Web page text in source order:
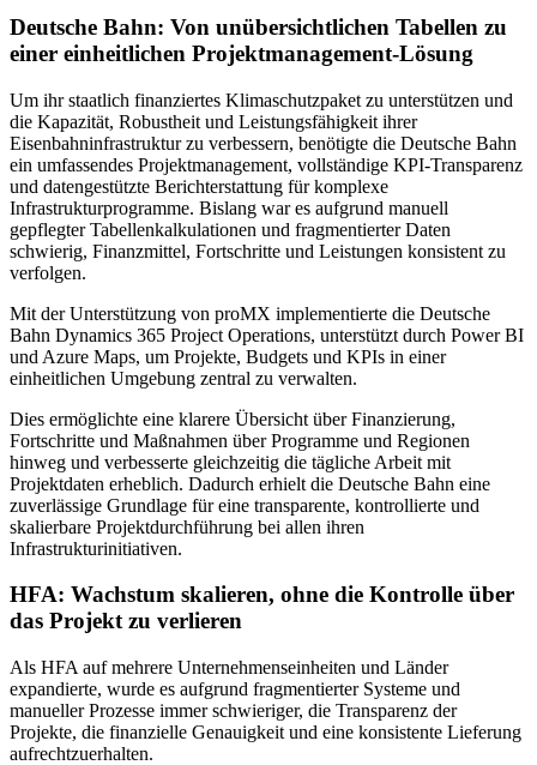
Deutsche Bahn: Von unübersichtlichen Tabellen zu
einer einheitlichen Projektmanagement-Lösung
Um ihr staatlich finanziertes Klimaschutzpaket zu unterstützen und
die Kapazität, Robustheit und Leistungsfähigkeit ihrer
Eisenbahninfrastruktur zu verbessern, benötigte die Deutsche Bahn
ein umfassendes Projektmanagement, vollständige KPI-Transparenz
und datengestützte Berichterstattung für komplexe
Infrastrukturprogramme. Bislang war es aufgrund manuell
gepflegter Tabellenkalkulationen und fragmentierter Daten
schwierig, Finanzmittel, Fortschritte und Leistungen konsistent zu
verfolgen.
Mit der Unterstützung von proMX implementierte die Deutsche
Bahn Dynamics 365 Project Operations, unterstützt durch Power BI
und Azure Maps, um Projekte, Budgets und KPIs in einer
einheitlichen Umgebung zentral zu verwalten.
Dies ermöglichte eine klarere Übersicht über Finanzierung,
Fortschritte und Maßnahmen über Programme und Regionen
hinweg und verbesserte gleichzeitig die tägliche Arbeit mit
Projektdaten erheblich. Dadurch erhielt die Deutsche Bahn eine
zuverlässige Grundlage für eine transparente, kontrollierte und
skalierbare Projektdurchführung bei allen ihren
Infrastrukturinitiativen.
HFA: Wachstum skalieren, ohne die Kontrolle über
das Projekt zu verlieren
Als HFA auf mehrere Unternehmenseinheiten und Länder
expandierte, wurde es aufgrund fragmentierter Systeme und
manueller Prozesse immer schwieriger, die Transparenz der
Projekte, die finanzielle Genauigkeit und eine konsistente Lieferung
aufrechtzuerhalten.